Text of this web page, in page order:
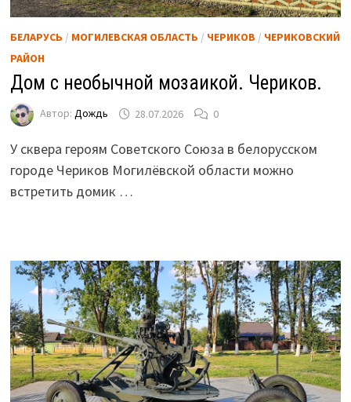
БЕЛАРУСЬ / МОГИЛЕВСКАЯ ОБЛАСТЬ / ЧЕРИКОВ / ЧЕРИКОВСКИЙ
РАЙОН
Дом с необычной мозаикой. Чериков.
Автор: Дождь 28.07.2026 0
У сквера героям Советского Союза в белорусском
городе Чериков Могилёвской области можно
встретить домик …